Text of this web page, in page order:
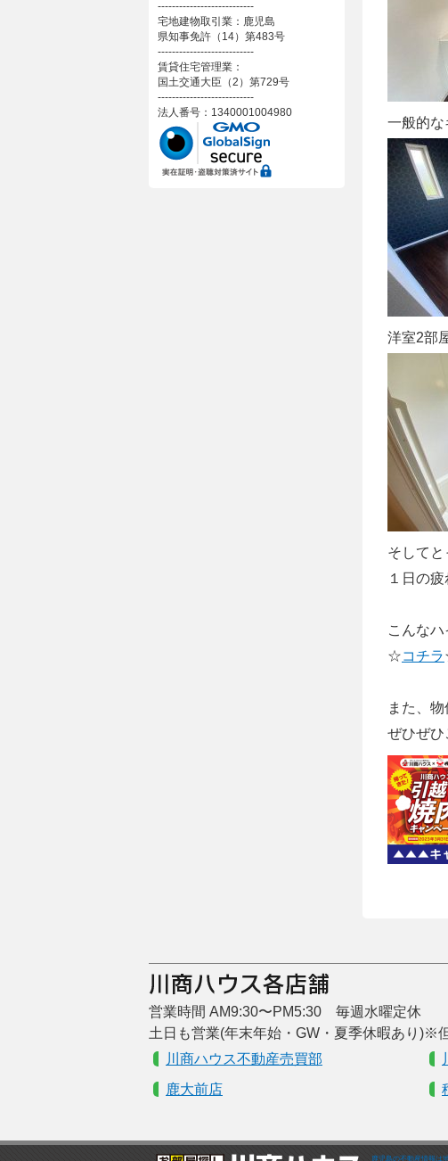
一般的な
洋室2部
そしてと
１日の
こんな
☆コチラ
また、
ぜひぜひ
---------------------------
宅地建物取引業：鹿児島
県知事免許（14）第483号
---------------------------
賃貸住宅管理業：
国土交通大臣（2）第729号
---------------------------
法人番号：1340001004980
営業時間 AM9:30〜PM5:30 毎週水曜定休
土日も営業(年末年始・GW・夏季休暇あり)※
川商ハウス不動産売買部
鹿大前店
鹿児島の不動産情報は